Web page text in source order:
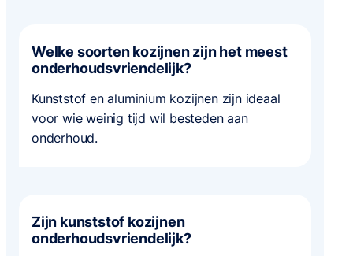
Welke soorten kozijnen zijn het meest
onderhoudsvriendelijk?
Kunststof en aluminium kozijnen zijn ideaal
voor wie weinig tijd wil besteden aan
onderhoud.
Zijn kunststof kozijnen
onderhoudsvriendelijk?